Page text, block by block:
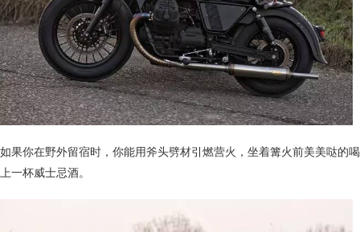
如果你在野外留宿时，你能用斧头劈材引燃营火，坐着篝火前美美哒的喝
上一杯威士忌酒。